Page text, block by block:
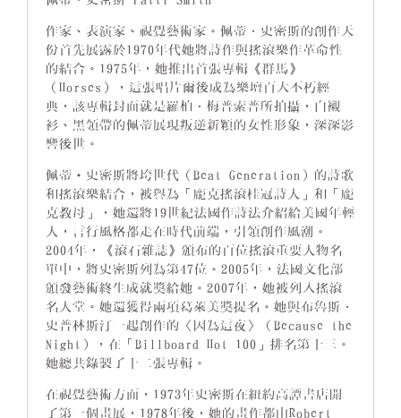
作家、表演家、視覺藝術家。佩蒂．史密斯的創作天
份首先展露於1970年代她將詩作與搖滾樂作革命性
的結合。1975年，她推出首張專輯《群馬》
（Horses），這張唱片爾後成為樂壇百大不朽經
典，該專輯封面就是羅柏．梅普索普所拍攝，白襯
衫、黑領帶的佩蒂展現叛逆新穎的女性形象，深深影
響後世。
佩蒂‧史密斯將垮世代（Beat Generation）的詩歌
和搖滾樂結合，被譽為「龐克搖滾桂冠詩人」和「龐
克教母」，她還將19世紀法國作詩法介紹給美國年輕
人，言行風格都走在時代前端，引領創作風潮。
2004年，《滾石雜誌》頒布的百位搖滾重要人物名
單中，將史密斯列為第47位。2005年，法國文化部
頒發藝術終生成就獎給她。2007年，她被列入搖滾
名人堂。她還獲得兩項葛萊美獎提名。她與布魯斯．
史普林斯汀一起創作的〈因為這夜〉（Because the
Night），在「Billboard Hot 100」排名第十三。
她總共錄製了十二張專輯。
在視覺藝術方面，1973年史密斯在紐約高譚書店開
了第一個畫展，1978年後，她的畫作都由Robert